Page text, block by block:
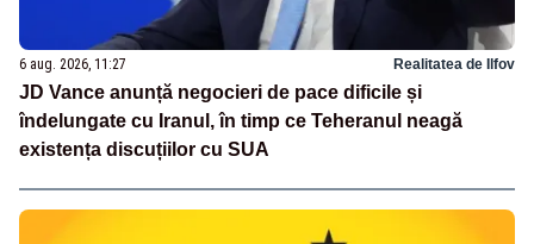
6 aug. 2026, 11:27 Realitatea de Ilfov
JD Vance anunță negocieri de pace dificile și
îndelungate cu Iranul, în timp ce Teheranul neagă
existența discuțiilor cu SUA